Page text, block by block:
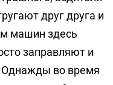
друг друга и
машин здесь
заправляют и
Однажды во время